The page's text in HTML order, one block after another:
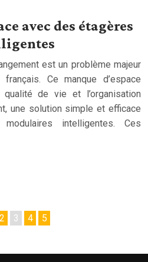
avec des étagères
est un problème majeur
Ce manque d’espace
de vie et l’organisation
une solution simple et efficace
intelligentes. Ces
2 3 4 5